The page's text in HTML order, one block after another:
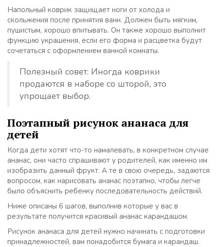
Напольный коврик защищает ноги от холода и
скольжения после принятия ванн. Должен быть мягким,
пушистым, хорошо впитывать. Он также хорошо выполнит
функцию украшения, если его форма и расцветка будут
сочетаться с оформлением ванной комнаты.
Полезный совет: Иногда коврики
продаются в наборе со шторой, это
упрощает выбор.
Поэтапный рисунок ананаса для
детей
Когда дети хотят что-то намалевать, в конкретном случае
ананас, они часто спрашивают у родителей, как именно им
изобразить данный фрукт. А те в свою очередь, задаются
вопросом, как нарисовать ананас поэтапно, чтобы легче
было объяснить ребенку последовательность действий.
Ниже описаны 6 шагов, выполнив которые у вас в
результате получится красивый ананас карандашом.
Рисунок ананаса для детей нужно начинать с подготовки
принадлежностей, вам понадобится бумага и карандаш.